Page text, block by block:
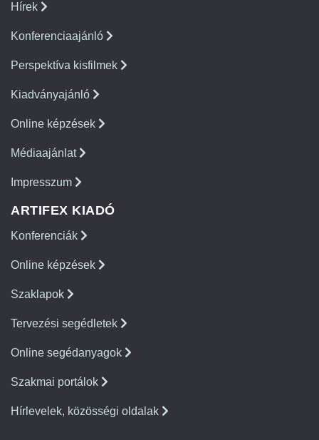
Hírek
Konferenciaajánló
Perspektíva kisfilmek
Kiadványajánló
Online képzések
Médiaajánlat
Impresszum
ARTIFEX KIADÓ
Konferenciák
Online képzések
Szaklapok
Tervezési segédletek
Online segédanyagok
Szakmai portálok
Hírlevelek, közösségi oldalak